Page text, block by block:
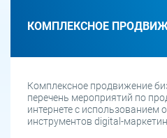
КОМПЛЕКСНОЕ
Комплексное продвижение
перечень мероприятий по
интернете с использованием
инструментов digital-